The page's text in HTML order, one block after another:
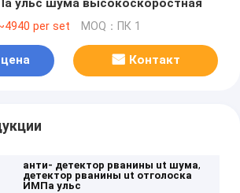
ульс шума высокоскоростная
per set MOQ：ПК 1
Контакт
анти- детектор рванины ut шума,
детектор рванины ut отголоска
ИМПа ульс